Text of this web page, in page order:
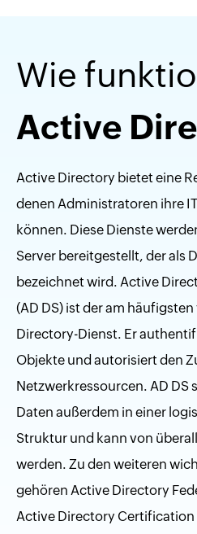
Wie
Active
Active Directory bietet eine
denen Administratoren ihre
können. Diese Dienste
Server bereitgestellt, der als
bezeichnet wird. Active
(AD DS) ist der am
Directory-Dienst. Er
Objekte und autorisiert den
Netzwerkressourcen. AD
Daten außerdem in einer
Struktur und kann von
werden. Zu den weiteren
gehören Active Directory
Active Directory Certification